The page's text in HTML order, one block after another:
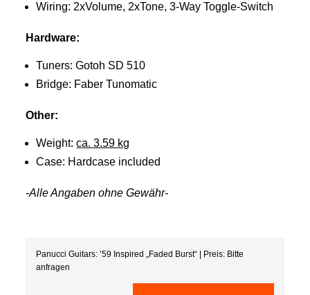
Wiring: 2xVolume, 2xTone, 3-Way Toggle-Switch
Hardware:
Tuners: Gotoh SD 510
Bridge: Faber Tunomatic
Other:
Weight:ca. 3.59 kg
Case: Hardcase included
-Alle Angaben ohne Gewähr-
Panucci Guitars: ’59 Inspired „Faded Burst“ | Preis: Bitte
anfragen